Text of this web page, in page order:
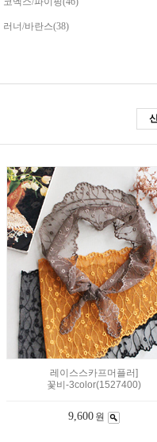
러너/바란스(38)
레이스스카프머플러]
꽃비-3color(1527400)
9,600 원